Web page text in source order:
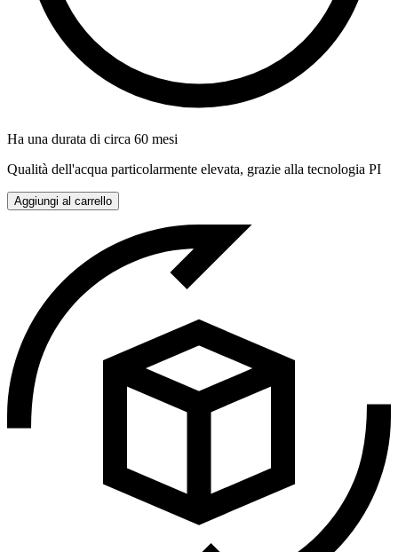
Ha una durata di circa 60 mesi
Qualità dell'acqua particolarmente elevata, grazie alla tecnologia PI
Aggiungi al carrello